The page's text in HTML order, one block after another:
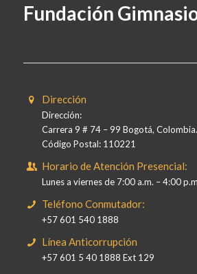
Fundación
Dirección
Dirección:
Carrera 9 # 74 – 99 Bogotá, Colombia.
Código Postal: 110221
Horario de Atención Presencial:
Lunes a viernes de 7:00 a.m. – 4:00
Teléfono Conmutador:
+57 601 540 1888
Línea Anticorrupción
+57 601 5 40 1888 Ext 129